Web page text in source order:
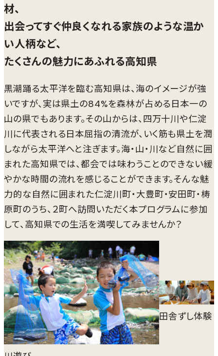
材、
出会ってすぐ仲良くなれる家族のような温か
い人柄など、
たくさんの魅力にあふれる高知県
黒潮踊る太平洋を臨む高知県は、海のイメージが強
いですが、実は県土の84%を森林が占める日本一の
山の県でもあります。その山からは、四万十川や仁淀
川に代表される日本屈指の清流が、いく筋も県土を潤
しながら太平洋へと注ぎます。海・山・川など自然に囲
まれた高知県では、都会では味わうことのできない緩
やかな時間の流れを感じることができます。そんな魅
力的な自然に囲まれた仁淀川町・大豊町・安田町・梼
原町のうち、２町へ訪問いただく本プログラムに参加
して、高知県での生活を満喫してみませんか？
田舎ずし体験